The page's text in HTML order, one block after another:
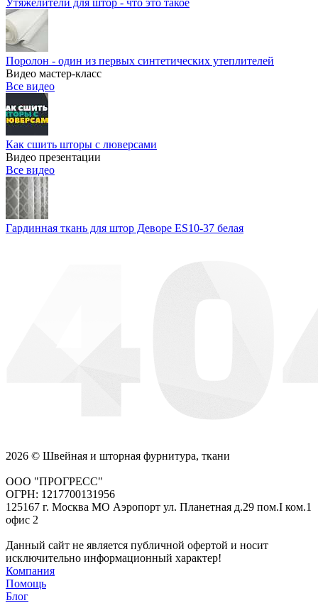
Утяжелители для штор - что это такое
Поролон - один из первых синтетических утеплителей
Видео мастер-класс
Все видео
Как сшить шторы с люверсами
Видео презентации
Все видео
Гардинная ткань для штор Деворе ES10-37 белая
2026 © Швейная и шторная фурнитура, ткани
ООО "ПРОГРЕСС"
ОГРН: 1217700131956
125167 г. Москва МО Аэропорт ул. Планетная д.29 пом.I ком.1
офис 2
Данный сайт не является публичной офертой и носит
исключительно информационный характер!
Компания
Помощь
Блог